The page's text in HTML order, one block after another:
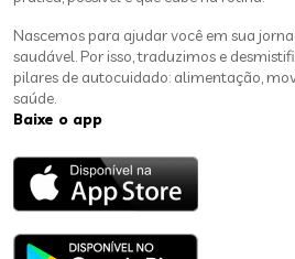
Nascemos para ajudar você em sua
saudável. Por isso, traduzimos e
pilares de autocuidado: alimentação,
saúde.
Baixe o app